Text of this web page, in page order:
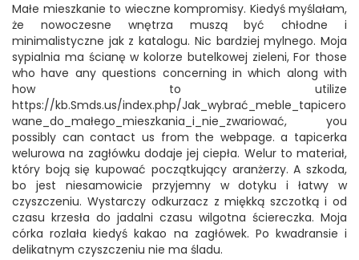
Małe mieszkanie to wieczne kompromisy. Kiedyś myślałam,
że nowoczesne wnętrza muszą być chłodne i
minimalistyczne jak z katalogu. Nic bardziej mylnego. Moja
sypialnia ma ścianę w kolorze butelkowej zieleni, For those
who have any questions concerning in which along with
how to utilize
https://kb.Smds.us/index.php/Jak_wybrać_meble_tapicero
wane_do_małego_mieszkania_i_nie_zwariować, you
possibly can contact us from the webpage. a tapicerka
welurowa na zagłówku dodaje jej ciepła. Welur to materiał,
który boją się kupować początkujący aranżerzy. A szkoda,
bo jest niesamowicie przyjemny w dotyku i łatwy w
czyszczeniu. Wystarczy odkurzacz z miękką szczotką i od
czasu krzesła do jadalni czasu wilgotna ściereczka. Moja
córka rozlała kiedyś kakao na zagłówek. Po kwadransie i
delikatnym czyszczeniu nie ma śladu.